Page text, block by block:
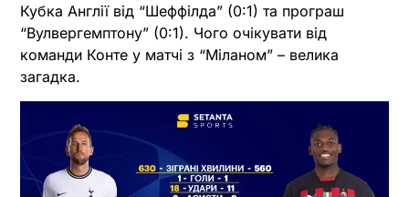
Кубка Англії від “Шеффілда” (0:1) та програш
“Вулвергемптону” (0:1). Чого очікувати від
команди Конте у матчі з “Міланом” – велика
загадка.